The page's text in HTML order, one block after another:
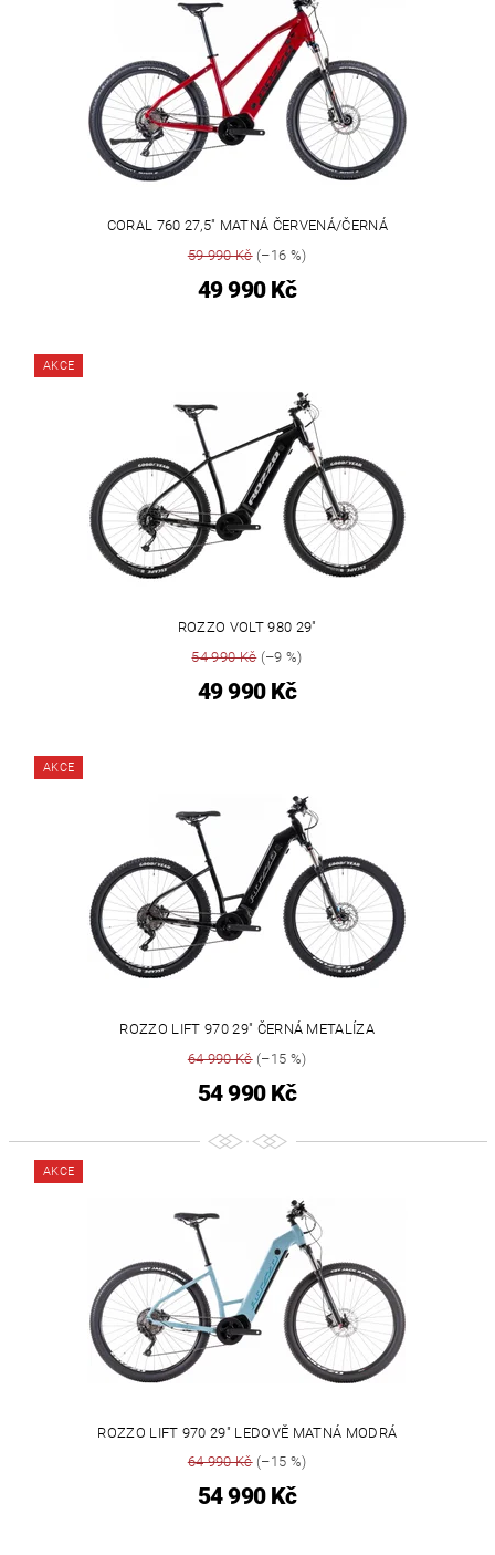
CORAL 760 27,5" MATNÁ ČERVENÁ/ČERNÁ
59 990 Kč(–16 %)
49 990 Kč
AKCE
ROZZO VOLT 980 29"
54 990 Kč(–9 %)
49 990 Kč
AKCE
ROZZO LIFT 970 29" ČERNÁ METALÍZA
64 990 Kč(–15 %)
54 990 Kč
AKCE
ROZZO LIFT 970 29" LEDOVĚ MATNÁ MODRÁ
64 990 Kč(–15 %)
54 990 Kč